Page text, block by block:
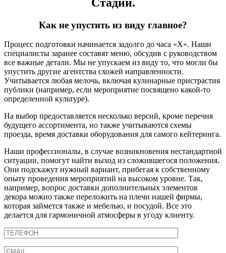
Как не упустить из виду главное?
Процесс подготовки начинается задолго до часа «Х». Наши
специалисты заранее составят меню, обсудив с руководством
все важные детали. Мы не упускаем из виду то, что могли бы
упустить другие агентства схожей направленности.
Учитывается любая мелочь, включая кулинарные пристрастия
публики (например, если мероприятие посвящено какой-то
определенной культуре).
На выбор предоставляется несколько версий, кроме перечня
будущего ассортимента, но также учитываются схемы
проезда, время доставки оборудования для самого кейтеринга.
Наши профессионалы, в случае возникновения нестандартной
ситуации, помогут найти выход из сложившегося положения.
Они подскажут нужный вариант, прибегая к собственному
опыту проведения мероприятий на высоком уровне. Так,
например, вопрос доставки дополнительных элементов
декора можно также переложить на плечи нашей фирмы,
которая займется также и мебелью, и посудой. Все это
делается для гармоничной атмосферы в угоду клиенту.